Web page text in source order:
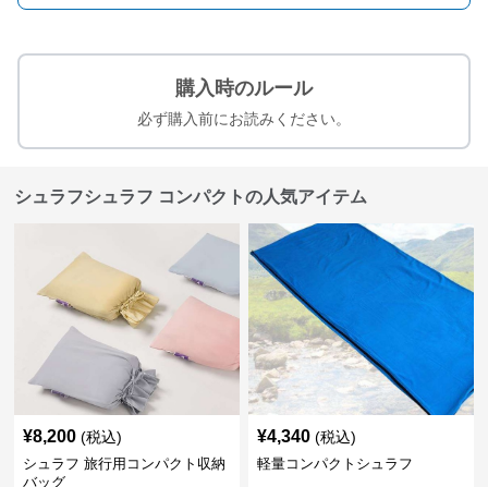
購入時のルール
必ず購入前にお読みください。
シュラフシュラフ コンパクトの人気アイテム
¥8,200 (税込)
シュラフ 旅行用コンパクト収納
バッグ
¥4,340 (税込)
軽量コンパクトシュラフ